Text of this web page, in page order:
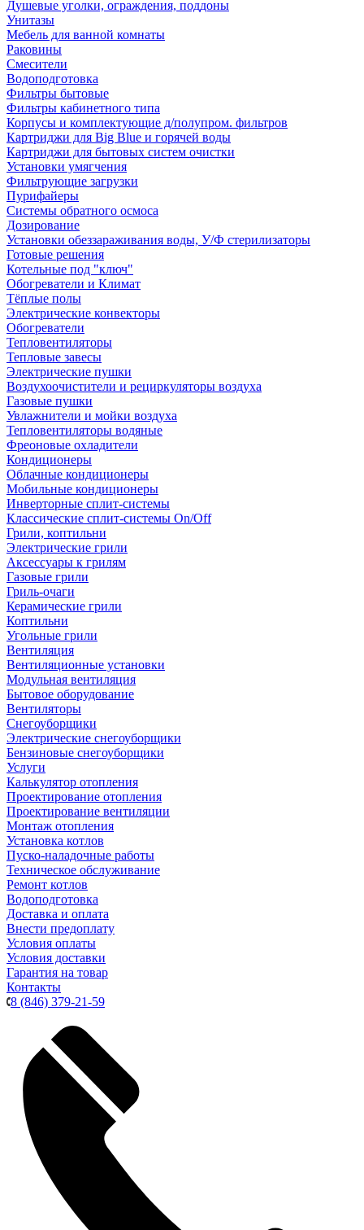
Душевые уголки, ограждения, поддоны
Унитазы
Мебель для ванной комнаты
Раковины
Смесители
Водоподготовка
Фильтры бытовые
Фильтры кабинетного типа
Корпусы и комплектующие д/полупром. фильтров
Картриджи для Big Blue и горячей воды
Картриджи для бытовых систем очистки
Установки умягчения
Фильтрующие загрузки
Пурифайеры
Системы обратного осмоса
Дозирование
Установки обеззараживания воды, У/Ф стерилизаторы
Готовые решения
Котельные под "ключ"
Обогреватели и Климат
Тёплые полы
Электрические конвекторы
Обогреватели
Тепловентиляторы
Тепловые завесы
Электрические пушки
Воздухоочистители и рециркуляторы воздуха
Газовые пушки
Увлажнители и мойки воздуха
Тепловентиляторы водяные
Фреоновые охладители
Кондиционеры
Облачные кондиционеры
Мобильные кондиционеры
Инверторные сплит-системы
Классические сплит-системы On/Off
Грили, коптильни
Электрические грили
Аксессуары к грилям
Газовые грили
Гриль-очаги
Керамические грили
Коптильни
Угольные грили
Вентиляция
Вентиляционные установки
Модульная вентиляция
Бытовое оборудование
Вентиляторы
Снегоуборщики
Электрические снегоуборщики
Бензиновые снегоуборщики
Услуги
Калькулятор отопления
Проектирование отопления
Проектирование вентиляции
Монтаж отопления
Установка котлов
Пуско-наладочные работы
Техническое обслуживание
Ремонт котлов
Водоподготовка
Доставка и оплата
Внести предоплату
Условия оплаты
Условия доставки
Гарантия на товар
Контакты
8 (846) 379-21-59